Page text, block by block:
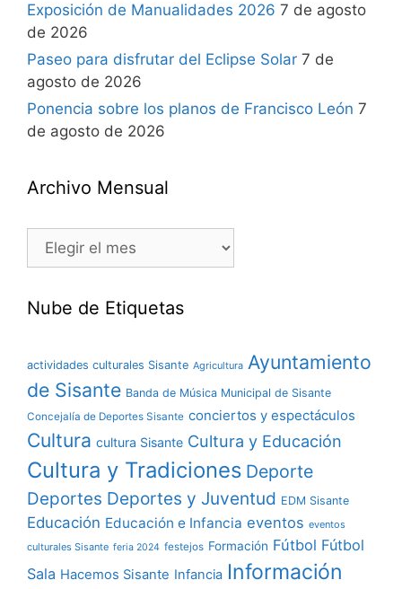
Exposición de Manualidades 2026 7 de agosto
de 2026
Paseo para disfrutar del Eclipse Solar 7 de
agosto de 2026
Ponencia sobre los planos de Francisco León 7
de agosto de 2026
Archivo Mensual
Nube de Etiquetas
actividades culturales Sisante Agricultura Ayuntamiento
de Sisante Banda de Música Municipal de Sisante
Concejalía de Deportes Sisante conciertos y espectáculos
Cultura cultura Sisante Cultura y Educación
Cultura y Tradiciones Deporte
Deportes Deportes y Juventud EDM Sisante
Educación Educación e Infancia eventos eventos
culturales Sisante feria 2024 festejos Formación Fútbol Fútbol
Sala Hacemos Sisante Infancia Información